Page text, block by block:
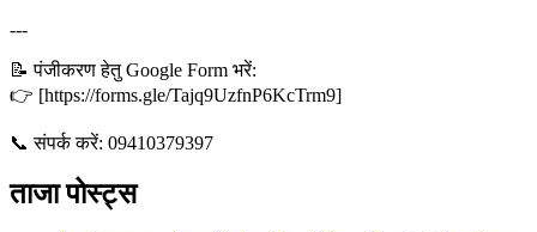
---
📝 पंजीकरण हेतु Google Form भरें:
👉 [https://forms.gle/Tajq9UzfnP6KcTrm9]
📞 संपर्क करें: 09410379397
ताजा पोस्ट्स